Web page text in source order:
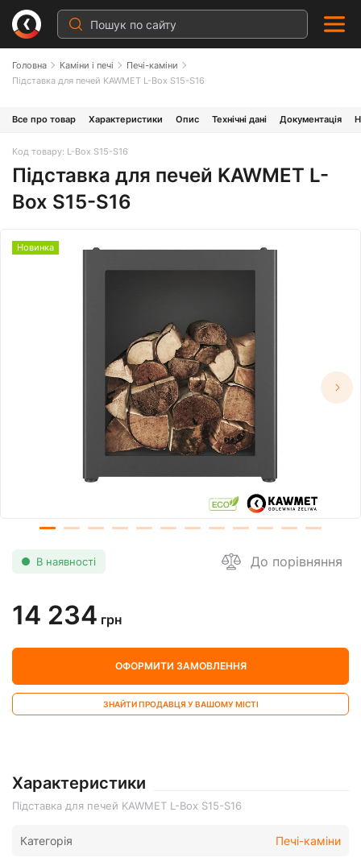
Головна Каміни і печі
Печі-каміни
Підставка для печей KAWMET L-Box S15-S16
Все про товар Характеристики Опис Технічні дані Документація
Код товару: L-Box S15-S16
Підставка для печей KAWMET L-
Box S15-S16
Новинка
В наявності До порівняння
14 234 грн
ОФОРМИТИ ЗАМОВЛЕННЯ
ЗНАЙТИ ПРОДАВЦЯ У ВАШОМУ МІСТІ
Характеристики
Підставка для печей KAWMET L-Box S15-S16
Категорія Печі-каміни